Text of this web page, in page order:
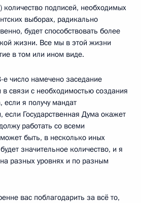
количество подписей, необходимых
выборах, радикально
будет способствовать более
жизни. Все мы в этой жизни
в том или ином виде.
е число намечено заседание
в связи с необходимостью создания
если я получу мандат
если Государственная Дума окажет
работать со всеми
быть, в несколько иных
значительное количество, и я
разных уровнях и по разным
вас поблагодарить за всё то,